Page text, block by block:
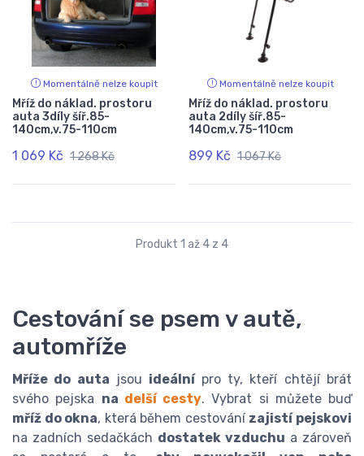
Momentálně nelze koupit
Mříž do náklad. prostoru
auta 3díly šíř.85-
140cm,v.75-110cm
1 069 Kč 1 268 Kč
Momentálně nelze koupit
Mříž do náklad. prostoru
auta 2díly šíř.85-
140cm,v.75-110cm
899 Kč 1 067 Kč
Produkt 1 až 4 z 4
Cestování se psem v autě,
automříže
Mříže do auta jsou ideální pro ty, kteří chtějí brát
svého pejska na delší cesty. Vybrat si můžete buď
mříž do okna, která během cestování zajistí pejskovi
na zadních sedačkách dostatek vzduchu a zároveň